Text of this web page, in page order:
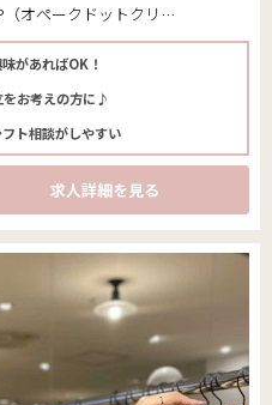
ットクリップ）(東京都 町田市)
があればOK！
をお考えの方に♪
ト相談がしやすい
求人詳細を見る